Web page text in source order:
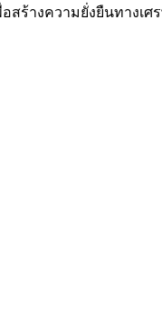
สร้างความยั่งยืนทาง